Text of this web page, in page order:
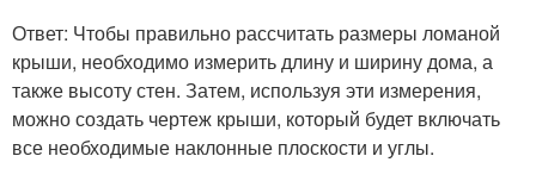
Ответ: Чтобы правильно рассчитать размеры ломаной
крыши, необходимо измерить длину и ширину дома, а
также высоту стен. Затем, используя эти измерения,
можно создать чертеж крыши, который будет включать
все необходимые наклонные плоскости и углы.